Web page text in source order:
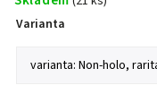
Varianta